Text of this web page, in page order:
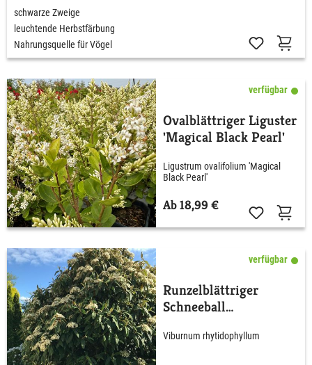
schwarze Zweige
leuchtende Herbstfärbung
Nahrungsquelle für Vögel
verfügbar
Ovalblättriger Liguster
'Magical Black Pearl'
Ligustrum ovalifolium 'Magical
Black Pearl'
Ab 18,99 €
verfügbar
Runzelblättriger
Schneeball
Viburnum rhytidophyllum